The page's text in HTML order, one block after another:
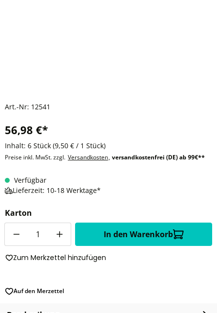
Art.-Nr: 12541
56,98 €*
Inhalt: 6 Stück (9,50 € / 1 Stück)
Preise inkl. MwSt. zzgl. Versandkosten, versandkostenfrei (DE) ab 99€**
Verfügbar
Lieferzeit: 10-18 Werktage*
Karton
In den Warenkorb
Zum Merkzettel hinzufügen
Auf den Merzettel